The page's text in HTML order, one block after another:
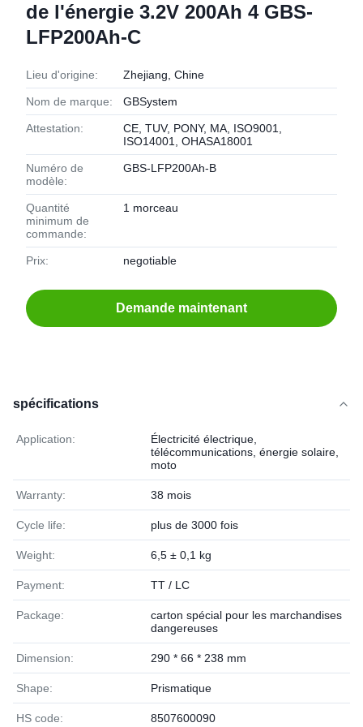
de l'énergie 3.2V 200Ah 4 GBS-
LFP200Ah-C
Lieu d'origine: Zhejiang, Chine
Nom de marque: GBSystem
Attestation:
CE, TUV, PONY, MA, ISO9001,
ISO14001, OHASA18001
Numéro de
modèle:
GBS-LFP200Ah-B
Quantité
minimum de
commande:
1 morceau
Prix: negotiable
Demande maintenant
spécifications
Application:
Électricité électrique,
télécommunications, énergie solaire,
moto
Warranty: 38 mois
Cycle life: plus de 3000 fois
Weight: 6,5 ± 0,1 kg
Payment: TT / LC
Package:
carton spécial pour les marchandises
dangereuses
Dimension: 290 * 66 * 238 mm
Shape: Prismatique
HS code: 8507600090